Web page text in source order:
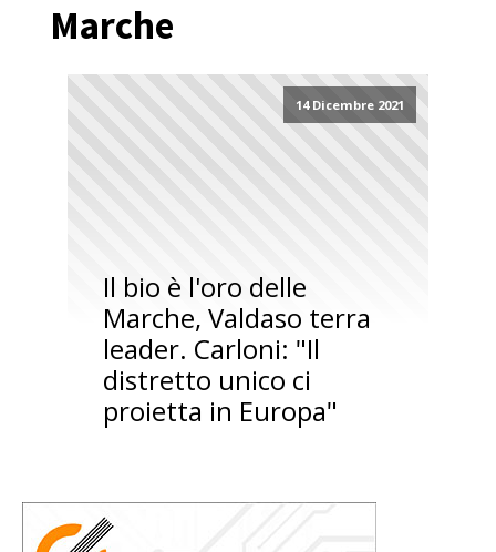
Marche
14 Dicembre 2021
Il bio è l'oro delle
Marche, Valdaso terra
leader. Carloni: "Il
distretto unico ci
proietta in Europa"